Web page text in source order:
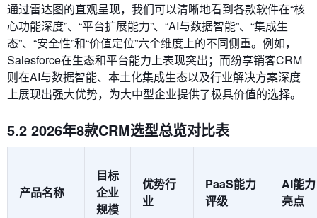
通过雷达图的直观呈现，我们可以清晰地看到各款软件在“核
心功能深度”、“平台扩展能力”、“AI与数据智能”、“集成生
态”、“安全性”和“价值定位”六个维度上的不同侧重。例如，
Salesforce在生态和平台能力上表现突出；而纷享销客CRM
则在AI与数据智能、本土化集成生态以及行业解决方案深度
上展现出强大优势，为大中型企业提供了极具价值的选择。
5.2 2026年8款CRM选型总览对比表
产品名称
目标
企业
规模
优势行
业
PaaS能力
评级
AI能力
亮点